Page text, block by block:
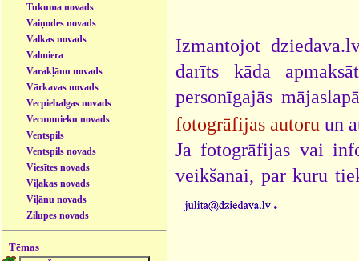
Tukuma novads
Vaiņodes novads
Valkas novads
Valmiera
Varakļānu novads
Vārkavas novads
Vecpiebalgas novads
Vecumnieku novads
Ventspils
Ventspils novads
Viesītes novads
Viļakas novads
Viļānu novads
Zilupes novads
Tēmas
Izmantojot
darīts kāda
personīgajās
fotogrāfijas autoru un
Ja fotogrāfijas vai
veikšanai, par kuru
.